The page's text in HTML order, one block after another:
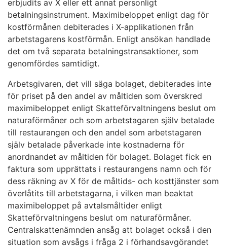
erbjudits av X eller ett annat personligt
betalningsinstrument. Maximibeloppet enligt dag för
kostförmånen debiterades i X-applikationen från
arbetstagarens kostförmån. Enligt ansökan handlade
det om två separata betalningstransaktioner, som
genomfördes samtidigt.
Arbetsgivaren, det vill säga bolaget, debiterades inte
för priset på den andel av måltiden som överskred
maximibeloppet enligt Skatteförvaltningens beslut om
naturaförmåner och som arbetstagaren själv betalade
till restaurangen och den andel som arbetstagaren
själv betalade påverkade inte kostnaderna för
anordnandet av måltiden för bolaget. Bolaget fick en
faktura som upprättats i restaurangens namn och för
dess räkning av X för de måltids- och kosttjänster som
överlåtits till arbetstagarna, i vilken man beaktat
maximibeloppet på avtalsmåltider enligt
Skatteförvaltningens beslut om naturaförmåner.
Centralskattenämnden ansåg att bolaget också i den
situation som avsågs i fråga 2 i förhandsavgörandet